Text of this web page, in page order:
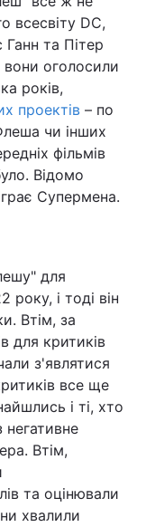
всесвіту DC,
та Пітер
оголосили
років,
проектів – по
чи інших
фільмів
Відомо
Супермена.
для
року, і тоді він
Втім, за
для критиків
з'являтися
все ще
і ті, хто
негативне
Втім,
та оцінювали
хвалили